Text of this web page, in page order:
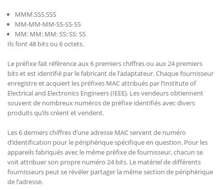
MMM.SSS.SSS
MM-MM-MM-SS-SS-SS
MM: MM: MM: SS: SS: SS
Ils font 48 bits ou 6 octets.
Le préfixe fait référence aux 6 premiers chiffres ou aux 24 premiers
bits et est identifié par le fabricant de l’adaptateur. Chaque fournisseur
enregistre et acquiert les préfixes MAC attribués par l’Institute of
Electrical and Electronics Engineers (IEEE). Les vendeurs obtiennent
souvent de nombreux numéros de préfixe identifiés avec divers
produits qu’ils créent et vendent.
Les 6 derniers chiffres d’une adresse MAC servent de numéro
d’identification pour le périphérique spécifique en question. Pour les
appareils fabriqués avec le même préfixe de fournisseur, chacun se
voit attribuer son propre numéro 24 bits. Le matériel de différents
fournisseurs peut se révéler partager la même section de périphérique
de l’adresse.